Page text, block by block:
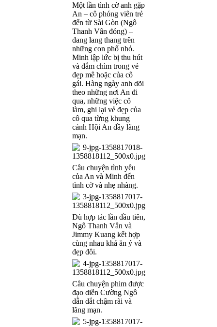
Một lần tình cờ anh gặp
An – cô phóng viên trẻ
đến từ Sài Gòn (Ngô
Thanh Vân đóng) –
đang lang thang trên
những con phố nhỏ.
Minh lập lức bị thu hút
và đắm chìm trong vẻ
đẹp mê hoặc của cô
gái. Hàng ngày anh dõi
theo những nơi An đi
qua, những việc cô
làm, ghi lại vẻ đẹp của
cô qua từng khung
cảnh Hội An đầy lãng
mạn.
Câu chuyện tình yêu
của An và Minh đến
tình cờ và nhẹ nhàng.
Dù hợp tác lần đầu tiên,
Ngô Thanh Vân và
Jimmy Kuang kết hợp
cùng nhau khá ăn ý và
đẹp đôi.
Câu chuyện phim được
đạo diễn Cường Ngô
dẫn dắt chậm rãi và
lãng mạn.